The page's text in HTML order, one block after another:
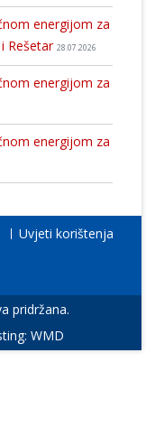
energijom za
Rešetar 28.07.2026
energijom za
energijom za
Uvjeti korištenja
pridržana.
WMD